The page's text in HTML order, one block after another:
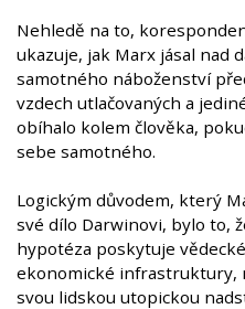
Nehledě na to,
ukazuje, jak Marx jásal nad
samotného náboženství
vzdech utlačovaných a
obíhalo kolem člověka,
sebe samotného.
Logickým důvodem, který
své dílo Darwinovi, bylo to,
hypotéza poskytuje
ekonomické infrastruktury,
svou lidskou utopickou